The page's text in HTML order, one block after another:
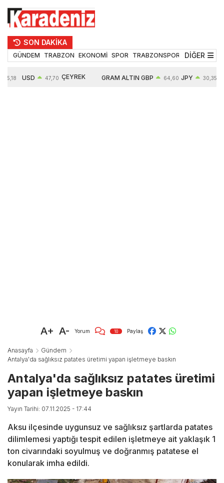
SON DAKİKA
GÜNDEM TRABZON EKONOMİ SPOR TRABZONSPOR TEKNOLOJİ
DİĞER
55,18 USD 47,70 ÇEYREK GRAM ALTIN GBP 64,60 JPY 30,35
A+ A- Yorum 10 Paylaş
Anasayfa
Gündem
Antalya'da sağlıksız patates üretimi yapan işletmeye baskın
Antalya'da sağlıksız patates üretimi
yapan işletmeye baskın
Yayın Tarihi: 07.11.2025 - 17:44
Aksu ilçesinde uygunsuz ve sağlıksız şartlarda patates
dilimlemesi yaptığı tespit edilen işletmeye ait yaklaşık 1
ton civarındaki soyulmuş ve doğranmış patatese el
konularak imha edildi.